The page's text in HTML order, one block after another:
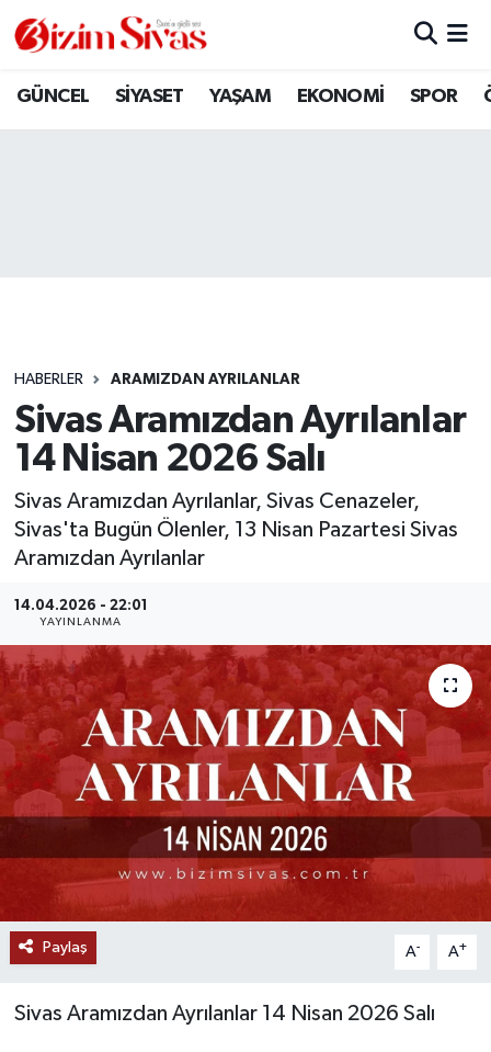
GÜNCEL SİYASET YAŞAM EKONOMİ SPOR
HABERLER ARAMIZDAN AYRILANLAR
Sivas Aramızdan Ayrılanlar
14 Nisan 2026 Salı
Sivas Aramızdan Ayrılanlar, Sivas Cenazeler,
Sivas'ta Bugün Ölenler, 13 Nisan Pazartesi Sivas
Aramızdan Ayrılanlar
14.04.2026 - 22:01
YAYINLANMA
Paylaş A- A+
Sivas Aramızdan Ayrılanlar 14 Nisan 2026 Salı
ARAMIZDAN AYRILANLAR
GÜNCEL
KÜLTÜR
MAGAZİN
RESMİ İLANLAR
SAĞLIK
SİYASET
SOSYAL YARDIMLAR
SPONSORLU YAZI
SPOR
Sivas Nöbetçi Eczaneler
Son Dakika Haberleri
Haber Arşivi